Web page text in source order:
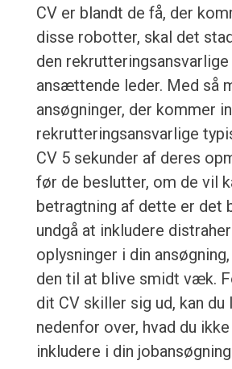
CV er blandt de få, der
disse robotter, skal det
den
ansættende leder. Med så
ansøgninger, der kommer
rekrutteringsansvarlige
CV 5 sekunder af deres
før de beslutter, om de vil
betragtning af dette er det
undgå at inkludere
oplysninger i din
den til at blive smidt væk.
dit CV skiller sig ud, kan
nedenfor over, hvad du
inkludere i din